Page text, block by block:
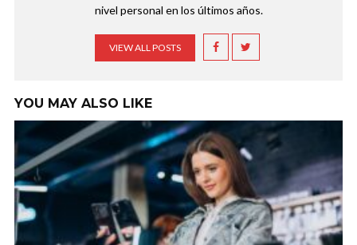
nivel personal en los últimos años.
VIEW ALL POSTS
YOU MAY ALSO LIKE